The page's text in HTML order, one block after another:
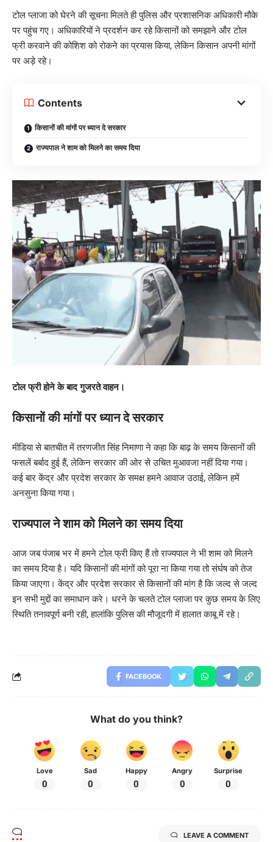
टोल प्लाजा को घेरने की सूचना मिलते ही पुलिस और प्रशासनिक अधिकारी मौके
पर पहुंच गए। अधिकारियों ने प्रदर्शन कर रहे किसानों को समझाने और टोल
फ्री करवाने की कोशिश को रोकने का प्रयास किया, लेकिन किसान अपनी मांगों
पर अड़े रहे।
Contents
किसानों की मांगों पर ध्यान दे सरकार
राज्यपाल ने शाम को मिलने का समय दिया
टोल फ्री होने के बाद गुजरते वाहन।
किसानों की मांगों पर ध्यान दे सरकार
मीडिया से बातचीत में तरणजीत सिंह निमाणा ने कहा कि बाढ़ के समय किसानों की
फसलें बर्बाद हुई हैं, लेकिन सरकार की ओर से उचित मुआवजा नहीं दिया गया।
कई बार केंद्र और प्रदेश सरकार के समक्ष हमने आवाज उठाई, लेकिन हमें
अनसुना किया गया।
राज्यपाल ने शाम को मिलने का समय दिया
आज जब पंजाब भर में हमने टोल फ्री किए हैं तो राज्यपाल ने भी शाम को मिलने
का समय दिया है। यदि किसानों की मांगों को पूरा ना किया गया तो संर्घष को तेज
किया जाएगा। केंद्र और प्रदेश सरकार से किसानों की मांग है कि जल्द से जल्द
इन सभी मुद्दों का समाधान करे। धरने के चलते टोल प्लाजा पर कुछ समय के लिए
स्थिति तनावपूर्ण बनी रही, हालांकि पुलिस की मौजूदगी में हालात काबू में रहे।
FACEBOOK
What do you think?
Love
0
Sad
0
Happy
0
Angry
0
Surprise
0
LEAVE A COMMENT